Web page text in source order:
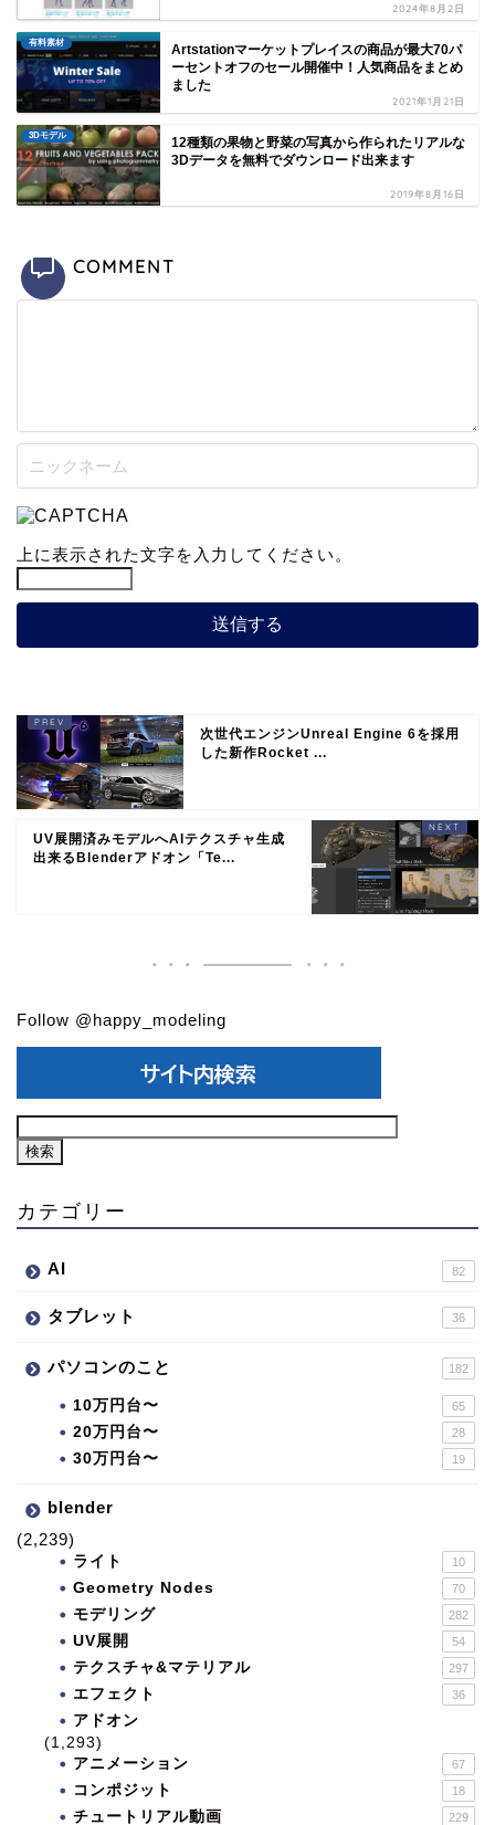
2024年8月2日
有料素材
Artstationマーケットプレイスの商品が最大70パ
ーセントオフのセール開催中！人気商品をまとめ
ました
2021年1月21日
3Dモデル
12種類の果物と野菜の写真から作られたリアルな
3Dデータを無料でダウンロード出来ます
2019年8月16日
COMMENT
上に表示された文字を入力してください。
次世代エンジンUnreal Engine 6を採用
した新作Rocket ...
UV展開済みモデルへAIテクスチャ生成
出来るBlenderアドオン「Te...
Follow @happy_modeling
カテゴリー
AI 82
タブレット 36
パソコンのこと 182
10万円台〜 65
20万円台〜 28
30万円台〜 19
blender
(2,239)
ライト 10
Geometry Nodes 70
モデリング 282
UV展開 54
テクスチャ&マテリアル 297
エフェクト 36
アドオン
(1,293)
アニメーション
67
コンポジット 18
チュートリアル動画 229